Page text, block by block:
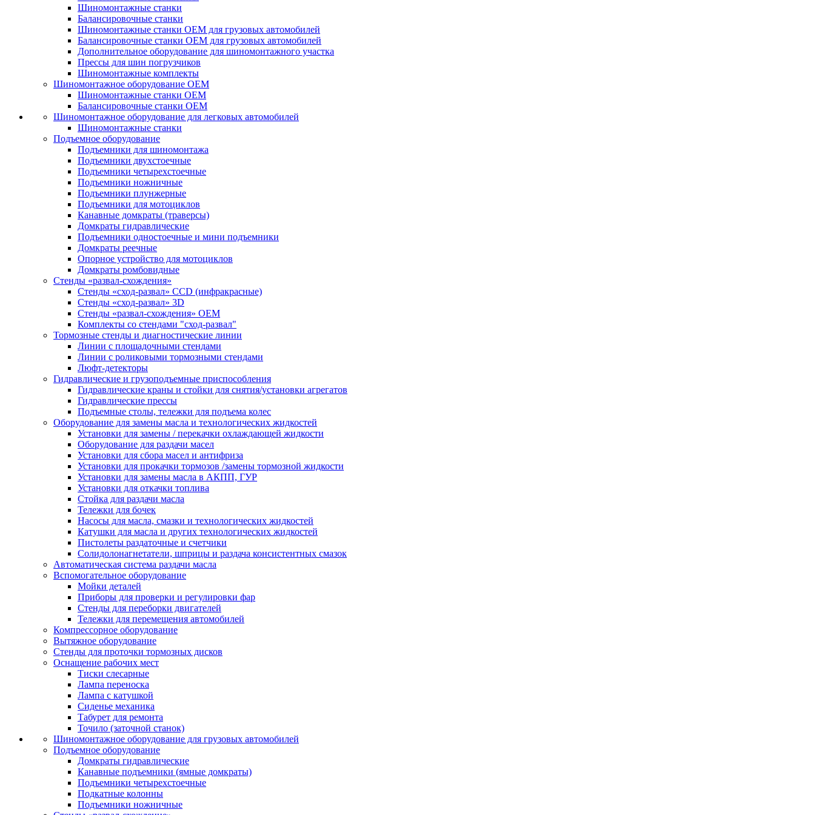
Шиномонтажные станки
Балансировочные станки
Шиномонтажные станки ОЕМ для грузовых автомобилей
Балансировочные станки ОЕМ для грузовых автомобилей
Дополнительное оборудование для шиномонтажного участка
Прессы для шин погрузчиков
Шиномонтажные комплекты
Шиномонтажное оборудование ОЕМ
Шиномонтажные станки ОЕМ
Балансировочные станки ОЕМ
Шиномонтажное оборудование для легковых автомобилей
Шиномонтажные станки
Подъемное оборудование
Подъемники для шиномонтажа
Подъемники двухстоечные
Подъемники четырехстоечные
Подъемники ножничные
Подъемники плунжерные
Подъемники для мотоциклов
Канавные домкраты (траверсы)
Домкраты гидравлические
Подъемники одностоечные и мини подъемники
Домкраты реечные
Опорное устройство для мотоциклов
Домкраты ромбовидные
Стенды «развал-схождения»
Стенды «сход-развал» CCD (инфракрасные)
Стенды «сход-развал» 3D
Стенды «развал-схождения» ОЕМ
Комплекты со стендами "сход-развал"
Тормозные стенды и диагностические линии
Линии с площадочными стендами
Линии с роликовыми тормозными стендами
Люфт-детекторы
Гидравлические и грузоподъемные приспособления
Гидравлические краны и стойки для снятия/установки агрегатов
Гидравлические прессы
Подъемные столы, тележки для подъема колес
Оборудование для замены масла и технологических жидкостей
Установки для замены / перекачки охлаждающей жидкости
Оборудование для раздачи масел
Установки для сбора масел и антифриза
Установки для прокачки тормозов /замены тормозной жидкости
Установки для замены масла в АКПП, ГУР
Установки для откачки топлива
Стойка для раздачи масла
Тележки для бочек
Насосы для масла, смазки и технологических жидкостей
Катушки для масла и других технологических жидкостей
Пистолеты раздаточные и счетчики
Солидолонагнетатели, шприцы и раздача консистентных смазок
Автоматическая система раздачи масла
Вспомогательное оборудование
Мойки деталей
Приборы для проверки и регулировки фар
Стенды для переборки двигателей
Тележки для перемещения автомобилей
Компрессорное оборудование
Вытяжное оборудование
Стенды для проточки тормозных дисков
Оснащение рабочих мест
Тиски слесарные
Лампа переноска
Лампа с катушкой
Сиденье механика
Табурет для ремонта
Точило (заточной станок)
Шиномонтажное оборудование для грузовых автомобилей
Подъемное оборудование
Домкраты гидравлические
Канавные подъемники (ямные домкраты)
Подъемники четырехстоечные
Подкатные колонны
Подъемники ножничные